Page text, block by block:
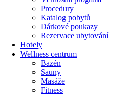
Procedury
Katalog pobytů
Dárkové poukazy​
Rezervace ubytování
Hotely
Wellness centrum
Bazén
Sauny
Masáže
Fitness